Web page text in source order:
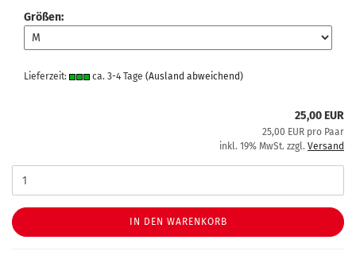
Größen:
Lieferzeit: ca. 3-4 Tage (Ausland abweichend)
25,00 EUR
25,00 EUR pro Paar
inkl. 19% MwSt. zzgl. Versand
IN DEN WARENKORB